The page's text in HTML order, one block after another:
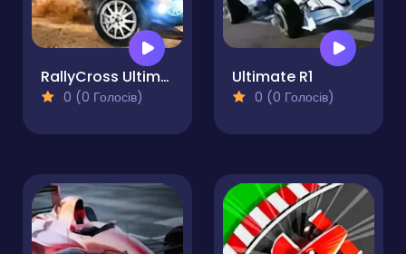
RallyCross Ultimate
0 (0 Голосів)
Ultimate R1
0 (0 Голосів)